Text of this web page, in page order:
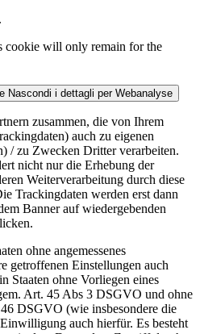
cookie will only remain for the
Nascondi i dettagli per Webanalyse
zusammen, die von Ihrem
auch zu eigenen
/ zu Zwecken Dritter verarbeiten.
nicht nur die Erhebung der
Weiterverarbeitung durch diese
Trackingdaten werden erst dann
Banner auf wiedergebenden
ohne angemessenes
getroffenen Einstellungen auch
Staaten ohne Vorliegen eines
Art. 45 Abs 3 DSGVO und ohne
DSGVO (wie insbesondere die
auch hierfür. Es besteht